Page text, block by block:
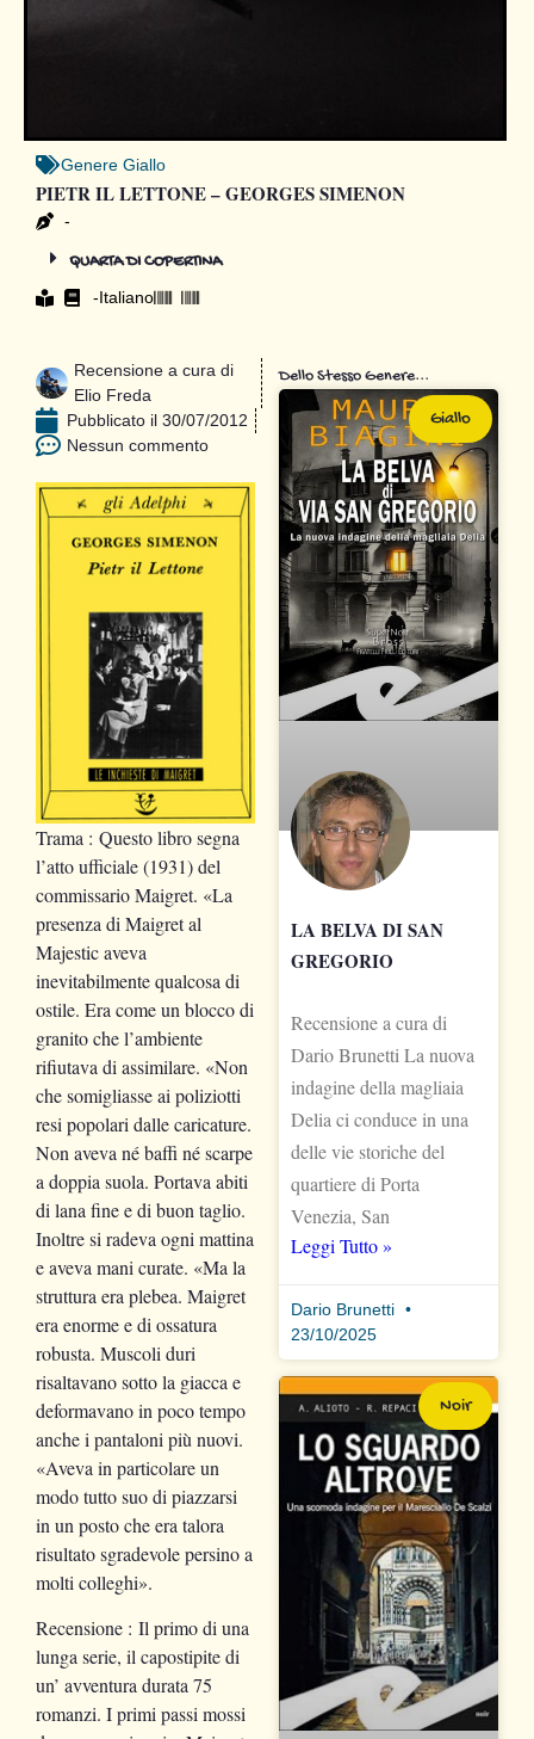
Genere Giallo
PIETR IL LETTONE – GEORGES SIMENON
-
QUARTA DI COPERTINA
-Italiano
Recensione a cura di
Elio Freda
Pubblicato il 30/07/2012
Nessun commento
Trama : Questo libro segna
l’atto ufficiale (1931) del
commissario Maigret. «La
presenza di Maigret al
Majestic aveva
inevitabilmente qualcosa di
ostile. Era come un blocco di
granito che l’ambiente
rifiutava di assimilare. «Non
che somigliasse ai poliziotti
resi popolari dalle caricature.
Non aveva né baffi né scarpe
a doppia suola. Portava abiti
di lana fine e di buon taglio.
Inoltre si radeva ogni mattina
e aveva mani curate. «Ma la
struttura era plebea. Maigret
era enorme e di ossatura
robusta. Muscoli duri
risaltavano sotto la giacca e
deformavano in poco tempo
anche i pantaloni più nuovi.
«Aveva in particolare un
modo tutto suo di piazzarsi
in un posto che era talora
risultato sgradevole persino a
molti colleghi».
Recensione : Il primo di una
lunga serie, il capostipite di
un’ avventura durata 75
romanzi. I primi passi mossi
Dello Stesso Genere...
Giallo
LA BELVA DI SAN
GREGORIO
Recensione a cura di
Dario Brunetti La nuova
indagine della magliaia
Delia ci conduce in una
delle vie storiche del
quartiere di Porta
Venezia, San
Leggi Tutto »
Dario Brunetti
23/10/2025
Noir